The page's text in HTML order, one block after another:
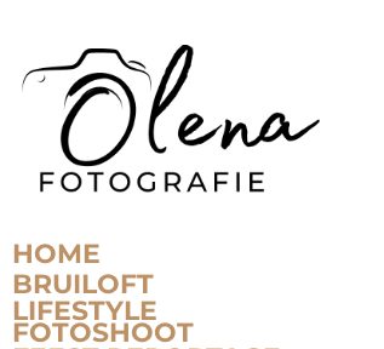
HOME
BRUILOFT
LIFESTYLE
FOTOSHOOT